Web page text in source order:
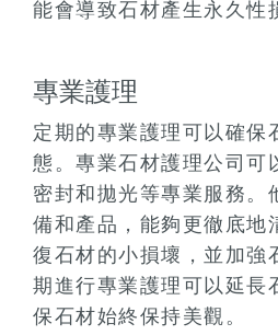
能會導致石材產生永久性
專業護理
定期的專業護理可以確保
態。專業石材護理公司可
密封和拋光等專業服務。
備和產品，能夠更徹底地
復石材的小損壞，並加強
期進行專業護理可以延長
保石材始終保持美觀。